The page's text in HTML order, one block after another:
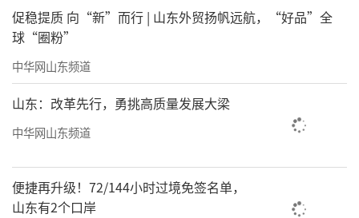
促稳提质 向“新”而行 | 山东外贸扬帆远航，“好品”全
球“圈粉”
中华网山东频道
山东：改革先行，勇挑高质量发展大梁
中华网山东频道
便捷再升级！72/144小时过境免签名单，
山东有2个口岸